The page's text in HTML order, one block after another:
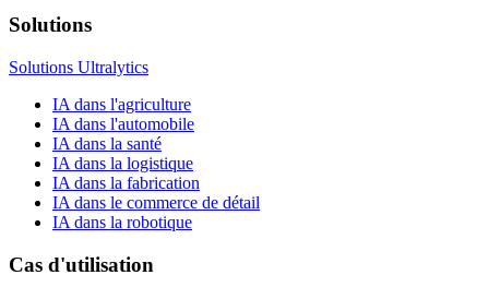
Solutions
Solutions Ultralytics
IA dans l'agriculture
IA dans l'automobile
IA dans la santé
IA dans la logistique
IA dans la fabrication
IA dans le commerce de détail
IA dans la robotique
Cas d'utilisation